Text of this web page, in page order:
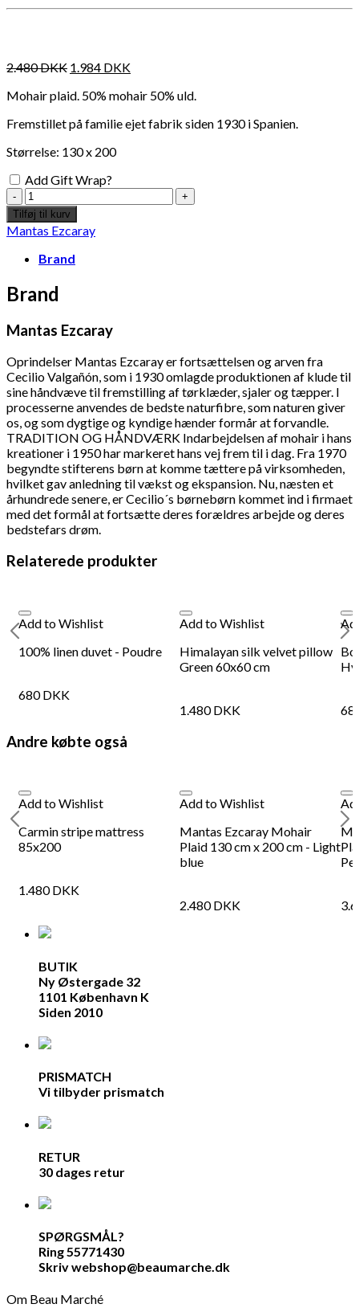
Add to Wishlist
opalescent Christmas bauble - 12cm
128DKKTilføj til kurv
Se kurvKasse
2.480DKK 1.984 DKK
Mohair plaid. 50% mohair 50% uld.
Fremstillet på familie ejet fabrik siden 1930 i Spanien.
Størrelse: 130 x 200
Add Gift Wrap?
Mantas
Ezcaray
Mohair
Plaid
130
cm
200
-
antal
Tilføj til kurv
Mantas Ezcaray
Brand
Brand
Mantas Ezcaray
Oprindelser Mantas Ezcaray er fortsættelsen og arven fra
Cecilio Valgañón, som i 1930 omlagde produktionen af klude til
sine håndvæve til fremstilling af tørklæder, sjaler og tæpper. I
processerne anvendes de bedste naturfibre, som naturen giver
os, og som dygtige og kyndige hænder formår at forvandle.
TRADITION OG HÅNDVÆRK Indarbejdelsen af mohair i hans
kreationer i 1950 har markeret hans vej frem til i dag. Fra 1970
begyndte stifterens børn at komme tættere på virksomheden,
hvilket gav anledning til vækst og ekspansion. Nu, næsten et
århundrede senere, er Cecilio´s børnebørn kommet ind i firmaet
med det formål at fortsætte deres forældres arbejde og deres
bedstefars drøm.
Relaterede produkter
Add to Wishlist
100% linen duvet - Poudre
680DKK
Add to Wishlist
Himalayan silk velvet pillow
Green 60x60 cm
1.480DKK
Andre købte også
Add to Wishlist
Carmin stripe mattress
85x200
1.480DKK
Add to Wishlist
Mantas Ezcaray Mohair
Plaid 130 cm x 200 cm - Light
blue
2.480DKK
BUTIK
Ny Østergade 32
1101 København K
Siden 2010
PRISMATCH
Vi tilbyder prismatch
RETUR
30 dages retur
SPØRGSMÅL?
Ring 55771430
Skriv webshop@beaumarche.dk
Om Beau Marché